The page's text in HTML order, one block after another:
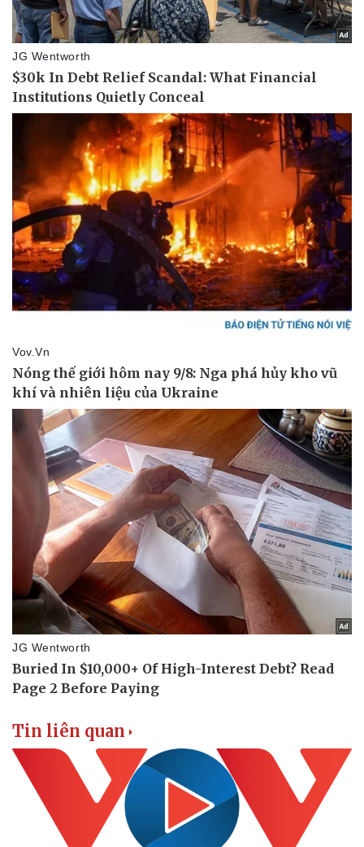
Doanh nghiệp
Thông tin doanh nghiệp
Doanh nghiệp 24h
Doanh nhân
Vì cộng đồng
Công nghệ
Sành điệu
Tin Công nghệ
Trải nghiệm
Chuyển đổi số
Tin liên quan